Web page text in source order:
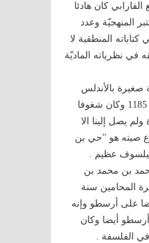
كان هادئا
المنهجيّة وعدد
المنطقية لا
في نظرياته الماديّة
صغيرة بالأندلس
وتوفّي في المغرب سنة 1185 وكان شغوفا
ولم يصل إلينا الا
صيته هو "حي بن
عظيم .
بن محمد بن
المحامين سنة
على أرسطو وإنه
أرسطو أيضا وكان
الفلسفة .